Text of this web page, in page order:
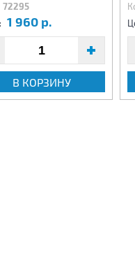
72295
1 960 р.
В КОРЗИНУ